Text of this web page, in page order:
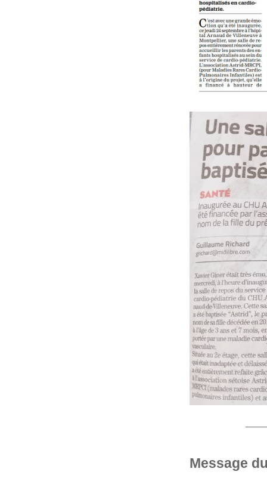
Message